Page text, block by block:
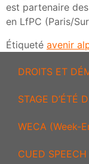
est partenaire
en LfPC (Paris/
Étiqueté avenir
DROITS ET
STAGE D’ÉTÉ
WECA (Week-
CUED